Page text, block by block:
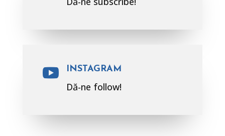
 INSTAGRAM
Dă-ne follow!